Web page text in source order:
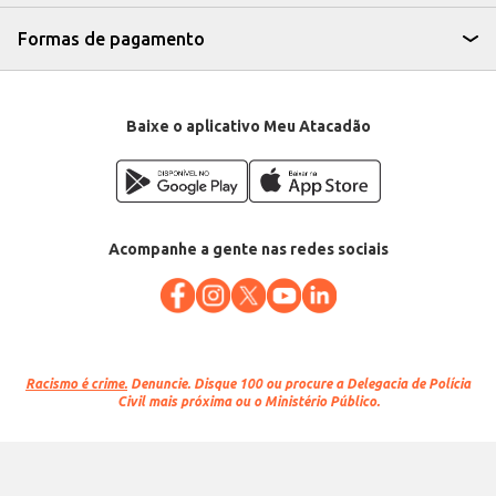
Formas de pagamento
Baixe o aplicativo Meu Atacadão
Acompanhe a gente nas redes sociais
Racismo é crime. Denuncie. Disque 100 ou procure a Delegacia de Polícia
Civil mais próxima ou o Ministério Público.